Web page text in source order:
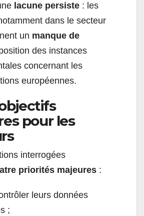
lacune persiste : les
dans le secteur
un manque de
des instances
concernant les
européennes.
pour les
interrogées
priorités majeures :
leurs données
;